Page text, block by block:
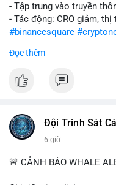
- Tập trung vào truyền
- Tác động: CRO giảm,
#binancesquare
$cro
#vlikevn #titanbot
Đọc thêm
Đội Trinh Sát
6 giờ
🚨 CẢNH BÁO WHALE